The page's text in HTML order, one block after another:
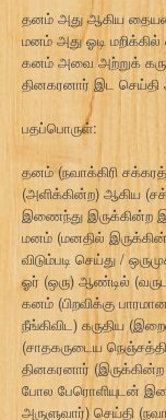
தனம் அது ஆகிய
மனம் அது ஓடி
கனம் அவை அற்றுக்
தினகரனார் இட
பதப்பொருள்:
தனம் (நவாக்கிரி
(அளிக்கின்ற) ஆகிய
இணைந்து இருக்கின்ற
மனம் (மனதில்
விடும்படி செய்து /
ஓர் (ஒரு) ஆண்டில்
கனம் (பிறவிக்கு
நீங்கிவிட) கருதிய
(சாதகருடைய
தினகரனார்
போல பேரொளியுடன்
அருளுவார்) செய்தி